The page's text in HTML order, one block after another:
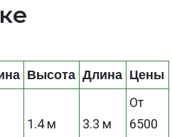
Высота Длина Цены
1.4 м 3.3 м
От
6500